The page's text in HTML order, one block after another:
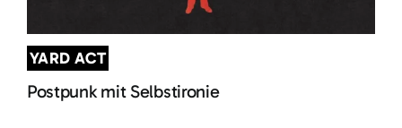
YARD ACT
Postpunk mit Selbstironie